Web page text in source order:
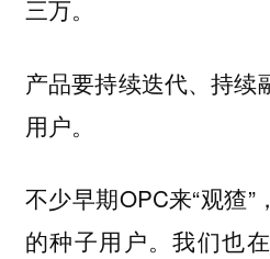
三万。
产品要持续迭代、持续
用户。
不少早期OPC来“观猹
的种子用户。我们也